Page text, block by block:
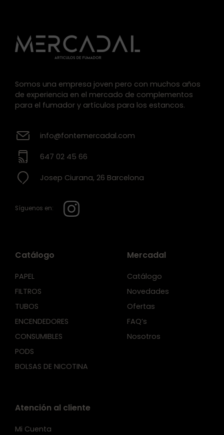
Somos una empresa joven pero con muchos años
de experiencia en el mercado de complementos
para el fumador y artículos para los estancos.
info@fontemercadal.com
647 02 45 66
Josep Ciurana, 26 Barcelona
Síguenos en:
Catálogo
PAPEL
FILTROS
TUBOS
ENCENDEDORES
CONSUMIBLES
PODS
BOLSAS DE NICOTINA
Mercadal
Catálogo
Novedades
Ofertas
FAQ’s
Nosotros
Atención al cliente
Mi Cuenta